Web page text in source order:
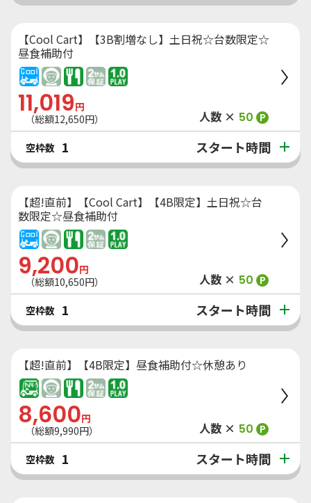
【Cool Cart】【3B割増なし】土日祝☆台数限定☆
昼食補助付
11,019円
（総額12,650円） 人数 × 50 P
空枠数 1 スタート時間
【超!直前】【Cool Cart】【4B限定】土日祝☆台
数限定☆昼食補助付
9,200円
（総額10,650円） 人数 × 50 P
空枠数 1 スタート時間
【超!直前】【4B限定】昼食補助付☆休憩あり
8,600円
（総額9,990円） 人数 × 50 P
空枠数 1 スタート時間